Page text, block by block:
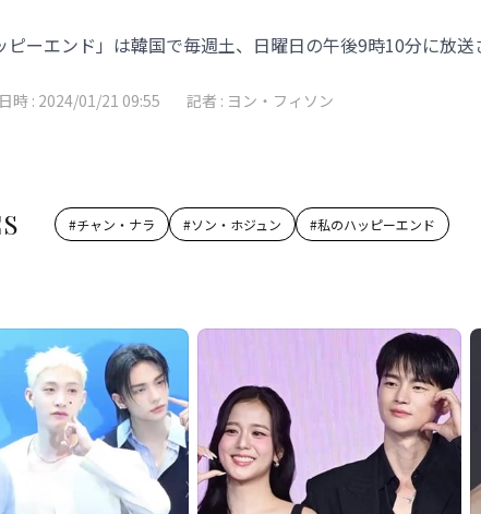
ピーエンド」は韓国で毎週土、日曜日の午後9時10分に放送
時 : 2024/01/21 09:55 記者 : ヨン・フィソン
#チャン・ナラ #ソン・ホジュン #私のハッピーエンド